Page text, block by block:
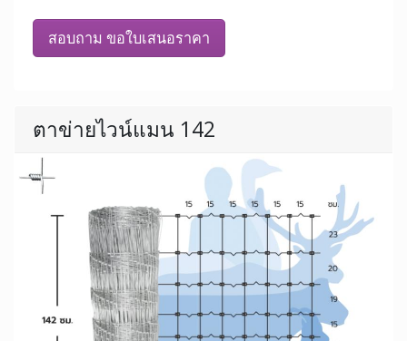
สอบถาม ขอใบเสนอราคา
ตาข่ายไวน์แมน 142